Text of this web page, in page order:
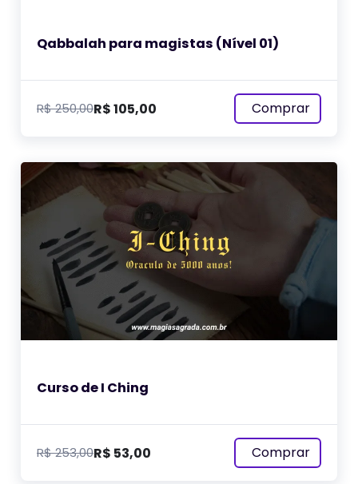
Qabbalah para magistas (Nível 01)
R$250,00R$105,00 Comprar
Curso de I Ching
R$253,00R$ 53,00 Comprar